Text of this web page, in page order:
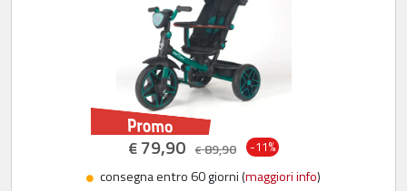
€79,90 €89,90 -11%
consegna entro 60 giorni (maggiori info)